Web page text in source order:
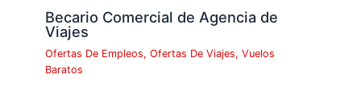
Becario Comercial de Agencia de
Viajes
Ofertas De Empleos,Ofertas De Viajes,Vuelos
Baratos